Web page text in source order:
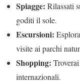
Spiagge: Rilassati
goditi il sole.
Escursioni:
visite ai parchi
Shopping:
internazionali.